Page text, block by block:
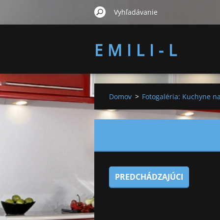
E M I L I - L
Domov > Fotogaléria: Kuchyne
PREDCHÁDZAJÚCI